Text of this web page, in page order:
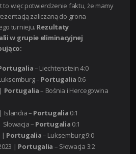
to więc potwierdzenie faktu, że mamy
zaliczaną do grona
turnieju. Rezultaty
w grupie eliminacyjnej
– Liechtenstein 4:0
– Portugalia 0:6
Portugalia– Bośnia i Hercegowina
Islandia – Portugalia 0:1
– Portugalia 0:1
| Portugalia– Luksemburg 9:0
| Portugalia – Słowacja 3:2